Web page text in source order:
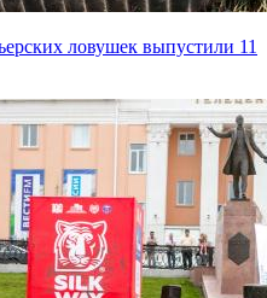
ловушек выпустили 11